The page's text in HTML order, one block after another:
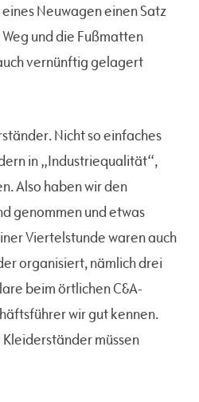
Neuwagen einen Satz
und die Fußmatten
vernünftig gelagert
Nicht so einfaches
in „Industriequalität“,
Also haben wir den
genommen und etwas
Viertelstunde waren auch
organisiert, nämlich drei
beim örtlichen C&A-
wir gut kennen.
müssen